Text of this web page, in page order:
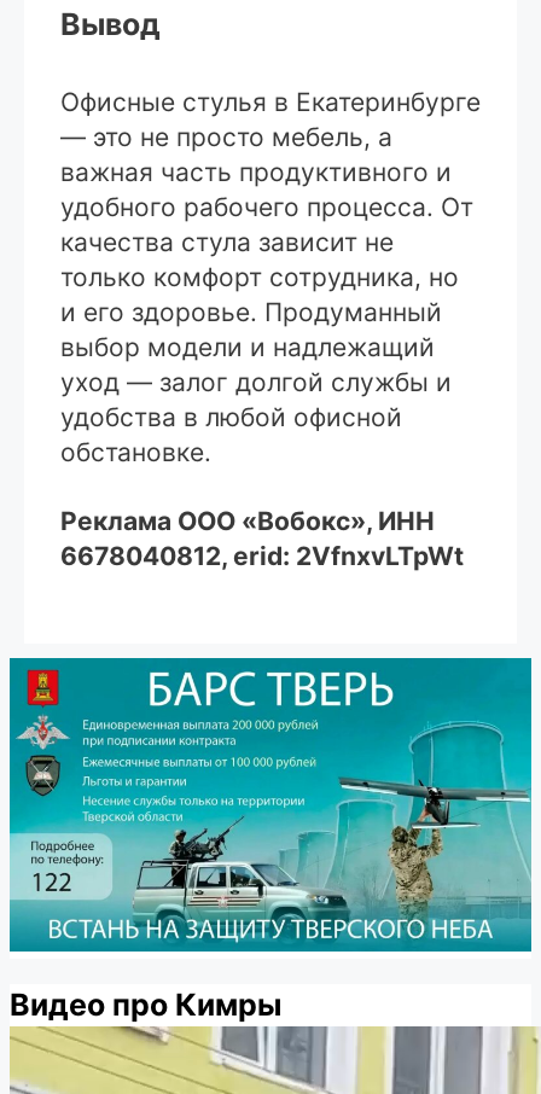
Вывод
Офисные стулья в Екатеринбурге
— это не просто мебель, а
важная часть продуктивного и
удобного рабочего процесса. От
качества стула зависит не
только комфорт сотрудника, но
и его здоровье. Продуманный
выбор модели и надлежащий
уход — залог долгой службы и
удобства в любой офисной
обстановке.
Реклама ООО «Вобокс», ИНН
6678040812, erid: 2VfnxvLTpWt
Видео про Кимры